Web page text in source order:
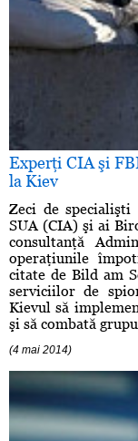
Experţi CIA şi
la Kiev
Zeci de
SUA (CIA) şi ai
consultanţă
operaţiunile
citate de Bild am
serviciilor de
Kievul să
şi să combată
(4 mai 2014)